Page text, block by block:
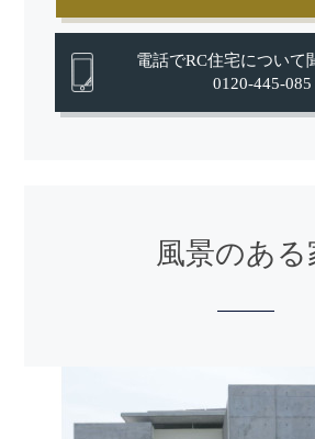
電話でRC住宅について
0120-445-085
風景のある